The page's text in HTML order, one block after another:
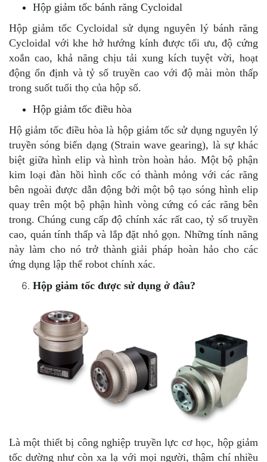
Hộp giảm tốc bánh răng Cycloidal
Hộp giảm tốc Cycloidal sử dụng nguyên lý bánh răng
Cycloidal với khe hở hướng kính được tối ưu, độ cứng
xoắn cao, khả năng chịu tải xung kích tuyệt vời, hoạt
động ổn định và tỷ số truyền cao với độ mài mòn thấp
trong suốt tuổi thọ của hộp số.
Hộp giảm tốc điều hòa
Hộ giảm tốc điều hòa là hộp giảm tốc sử dụng nguyên lý
truyền sóng biến dạng (Strain wave gearing), là sự khác
biệt giữa hình elip và hình tròn hoàn hảo. Một bộ phận
kim loại đàn hồi hình cốc có thành mỏng với các răng
bên ngoài được dẫn động bởi một bộ tạo sóng hình elip
quay trên một bộ phận hình vòng cứng có các răng bên
trong. Chúng cung cấp độ chính xác rất cao, tỷ số truyền
cao, quán tính thấp và lắp đặt nhỏ gọn. Những tính năng
này làm cho nó trở thành giải pháp hoàn hảo cho các
ứng dụng lập thể robot chính xác.
Hộp giảm tốc được sử dụng ở đâu?
Là một thiết bị công nghiệp truyền lực cơ học, hộp giảm
tốc dường như còn xa lạ với mọi người, thậm chí nhiều